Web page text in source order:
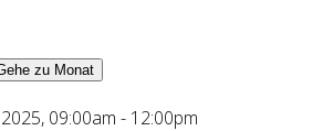
zu Monat
09:00am - 12:00pm